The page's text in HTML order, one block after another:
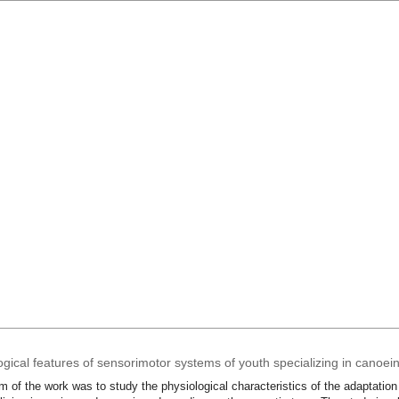
features of sensorimotor systems of youth specializing in
of the work was to study the physiological characteristics of the